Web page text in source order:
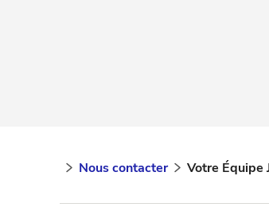
Nous contacter Votre Équipe